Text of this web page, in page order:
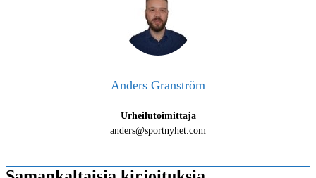
Anders Granström
Urheilutoimittaja
anders@sportnyhet.com